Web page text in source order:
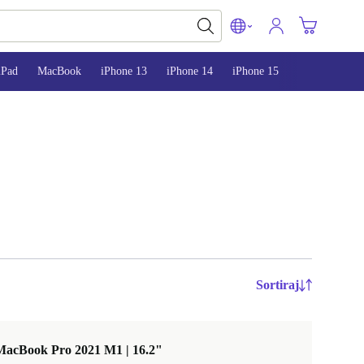
MacBook iPhone 13 iPhone 14 iPhone 15
Sortiraj
Pro 2021 M1 | 16.2"